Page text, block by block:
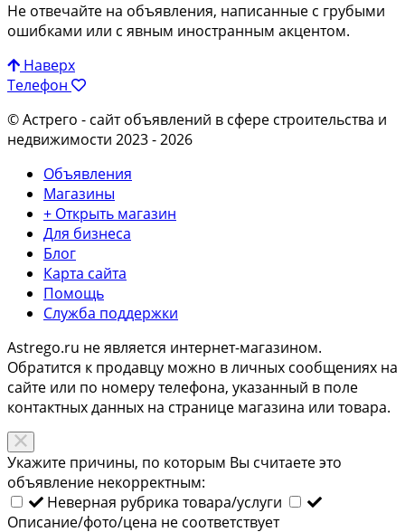
Не отвечайте на объявления, написанные с грубыми
ошибками или с явным иностранным акцентом.
Наверх
Телефон
© Астрего - сайт объявлений в сфере строительства и
недвижимости 2023 - 2026
Объявления
Магазины
+ Открыть магазин
Для бизнеса
Блог
Карта сайта
Помощь
Служба поддержки
Astrego.ru не является интернет-магазином.
Обратится к продавцу можно в личных сообщениях на
сайте или по номеру телефона, указанный в поле
контактных данных на странице магазина или товара.
Укажите причины, по которым Вы считаете это
объявление некорректным:
Неверная рубрика товара/услуги
Описание/фото/цена не соответствует